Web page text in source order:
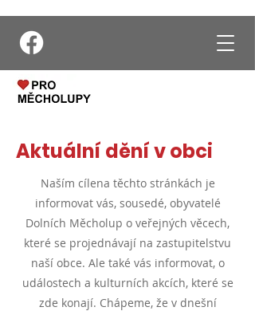
Aktuální dění v obci
Naším cílena těchto stránkách je
informovat vás, sousedé, obyvatelé
Dolních Měcholup o veřejných věcech,
které se projednávají na zastupitelstvu
naší obce. Ale také vás informovat, o
událostech a kulturních akcích, které se
zde konají. Chápeme, že v dnešní